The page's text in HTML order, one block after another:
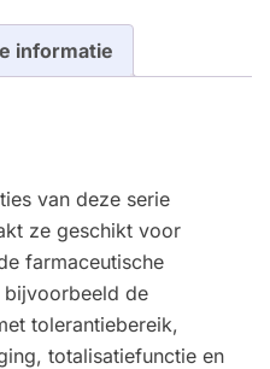
informatie
van deze serie
ze geschikt voor
farmaceutische
bijvoorbeeld de
tolerantiebereik,
totalisatiefunctie en